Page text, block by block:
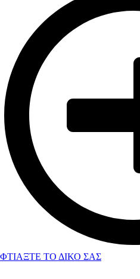
ΦΤΙΑΞΤΕ ΤΟ ΔΙΚΟ ΣΑΣ